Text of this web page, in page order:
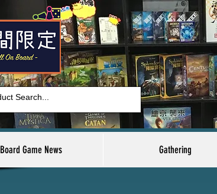
Board Game News Gathering